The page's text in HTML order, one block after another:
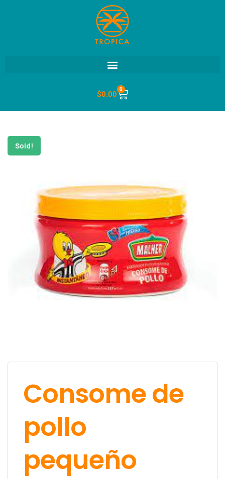
$0.00
0
Sold!
Consome de
pollo
pequeño